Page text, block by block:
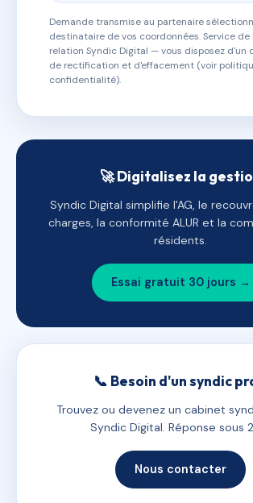
Demande transmise au partenaire
destinataire de vos coordonnées. Service de
relation Syndic Digital — vous disposez d'un
de rectification et d'effacement (voir
confidentialité).
🚀 Digitalisez la
Syndic Digital simplifie l'AG, le
charges, la conformité ALUR et la
résidents.
Essai gratuit 30 jours →
📞 Besoin d'un syndic
Trouvez ou devenez un cabinet
Syndic Digital. Réponse sous
Nous contacter